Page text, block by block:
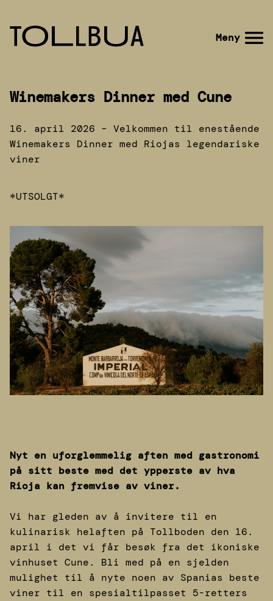
hovedinnhold
til
Meny
Winemakers Dinner med Cune
16. april 2026 – Velkommen til enestående
Winemakers Dinner med Riojas legendariske
viner
*UTSOLGT*
Nyt en uforglemmelig aften med gastronomi
på sitt beste med det ypperste av hva
Rioja kan fremvise av viner.
Vi har gleden av å invitere til en
kulinarisk helaften på Tollboden den 16.
april i det vi får besøk fra det ikoniske
vinhuset Cune. Bli med på en sjelden
mulighet til å nyte noen av Spanias beste
viner til en spesialtilpasset 5-retters